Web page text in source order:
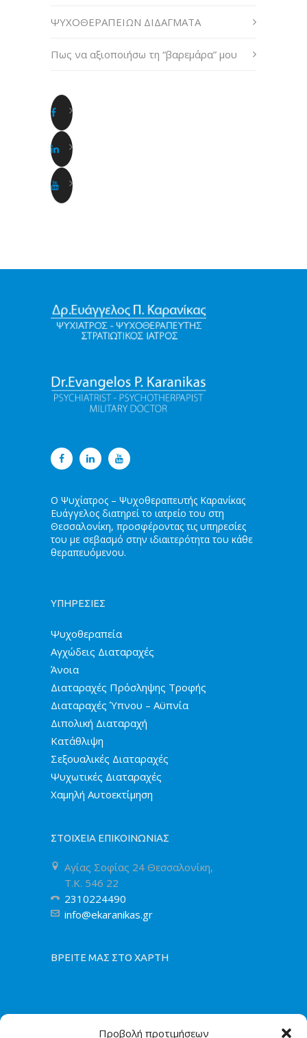
Προβολή προτιμήσεων
ΨΥΧΟΘΕΡΑΠΕΙΩΝ ΔΙΔΑΓΜΑΤΑ
Πως να αξιοποιήσω τη “βαρεμάρα” μου
Ο Ψυχίατρος – Ψυχοθεραπευτής Καρανίκας
Ευάγγελος διατηρεί το ιατρείο του στη
Θεσσαλονίκη, προσφέροντας τις υπηρεσίες
του με σεβασμό στην ιδιαιτερότητα του κάθε
θεραπευόμενου.
ΥΠΗΡΕΣΙΕΣ
Ψυχοθεραπεία
Αγχώδεις Διαταραχές
Άνοια
Διαταραχές Πρόσληψης Τροφής
Διαταραχές Ύπνου – Αϋπνία
Διπολική Διαταραχή
Κατάθλιψη
Σεξουαλικές Διαταραχές
Ψυχωτικές Διαταραχές
Χαμηλή Αυτοεκτίμηση
ΣΤΟΙΧΕΙΑ ΕΠΙΚΟΙΝΩΝΙΑΣ
Αγίας Σοφίας 24 Θεσσαλονίκη,
T.K. 546 22
2310224490
info@ekaranikas.gr
ΒΡΕΙΤΕ ΜΑΣ ΣΤΟ ΧΑΡΤΗ